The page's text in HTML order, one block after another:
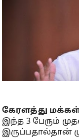
கேரளத்து மக்கள்
இந்த 3 பேரும்
இருப்பதால்தான்